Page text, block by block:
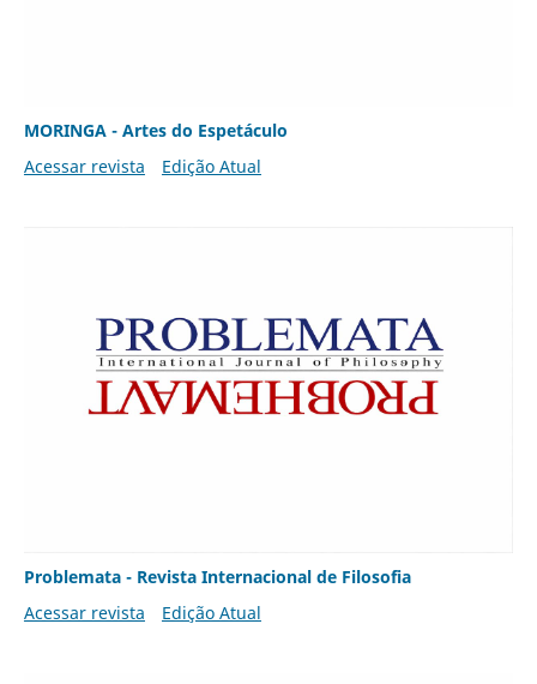
MORINGA - Artes do Espetáculo
Acessar revista
Edição Atual
Problemata - Revista Internacional de Filosofia
Acessar revista
Edição Atual